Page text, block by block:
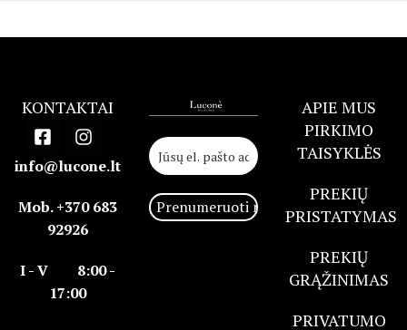
KONTAKTAI
info@lucone.lt
Mob. +370 683
92926
I - V 8:00 -
17:00
APIE MUS
PIRKIMO
TAISYKLĖS
PREKIŲ
PRISTATYMAS
PREKIŲ
GRĄŽINIMAS
PRIVATUMO